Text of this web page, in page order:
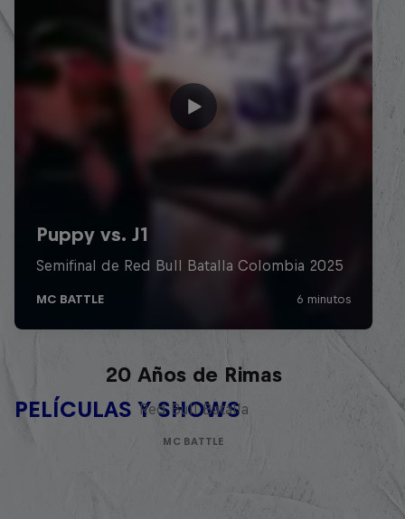
PELÍCULAS Y SHOWS
Red Bull Batalla Nueva Historia:
20 Años de Rimas
Red Bull Batalla
MC BATTLE